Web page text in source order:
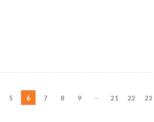
5 6 7 8 9 … 21 22 23